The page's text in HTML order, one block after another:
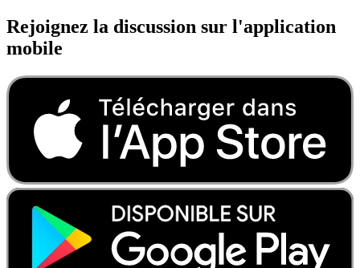
Rejoignez la discussion sur l'application
mobile